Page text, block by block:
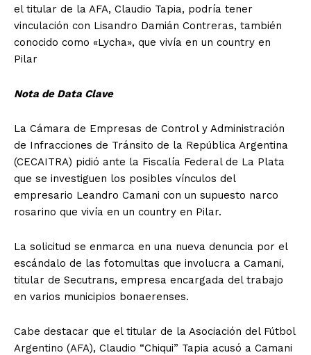
el titular de la AFA, Claudio Tapia, podría tener
vinculación con Lisandro Damián Contreras, también
conocido como «Lycha», que vivía en un country en
Pilar
Nota de Data Clave
La Cámara de Empresas de Control y Administración
de Infracciones de Tránsito de la República Argentina
(CECAITRA) pidió ante la Fiscalía Federal de La Plata
que se investiguen los posibles vínculos del
empresario Leandro Camani con un supuesto narco
rosarino que vivía en un country en Pilar.
La solicitud se enmarca en una nueva denuncia por el
escándalo de las fotomultas que involucra a Camani,
titular de Secutrans, empresa encargada del trabajo
en varios municipios bonaerenses.
Cabe destacar que el titular de la Asociación del Fútbol
Argentino (AFA), Claudio “Chiqui” Tapia acusó a Camani